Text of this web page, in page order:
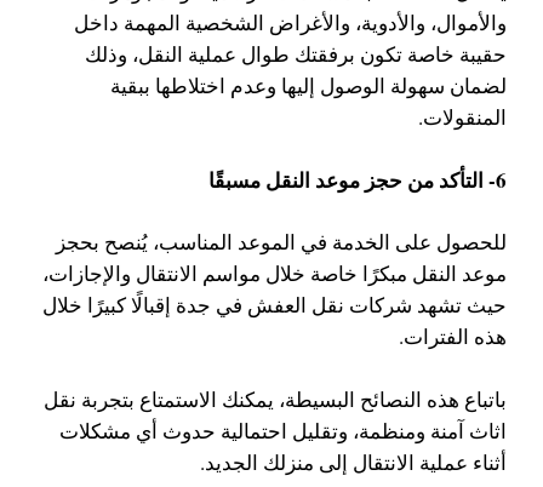
والأموال، والأدوية، والأغراض الشخصية المهمة داخل
حقيبة خاصة تكون برفقتك طوال عملية النقل، وذلك
لضمان سهولة الوصول إليها وعدم اختلاطها ببقية
المنقولات.
6- التأكد من حجز موعد النقل مسبقًا
للحصول على الخدمة في الموعد المناسب، يُنصح بحجز
موعد النقل مبكرًا خاصة خلال مواسم الانتقال والإجازات،
حيث تشهد شركات نقل العفش في جدة إقبالًا كبيرًا خلال
هذه الفترات.
باتباع هذه النصائح البسيطة، يمكنك الاستمتاع بتجربة نقل
اثاث آمنة ومنظمة، وتقليل احتمالية حدوث أي مشكلات
أثناء عملية الانتقال إلى منزلك الجديد.